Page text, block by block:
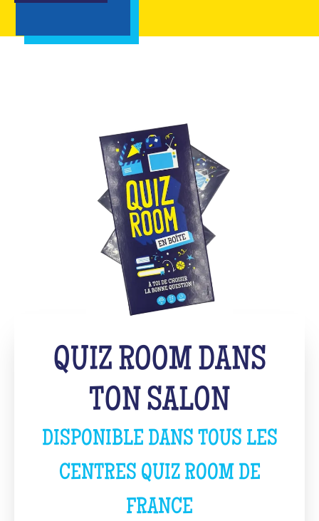
QUIZ ROOM DANS
TON SALON
DISPONIBLE DANS TOUS LES
CENTRES QUIZ ROOM DE
FRANCE